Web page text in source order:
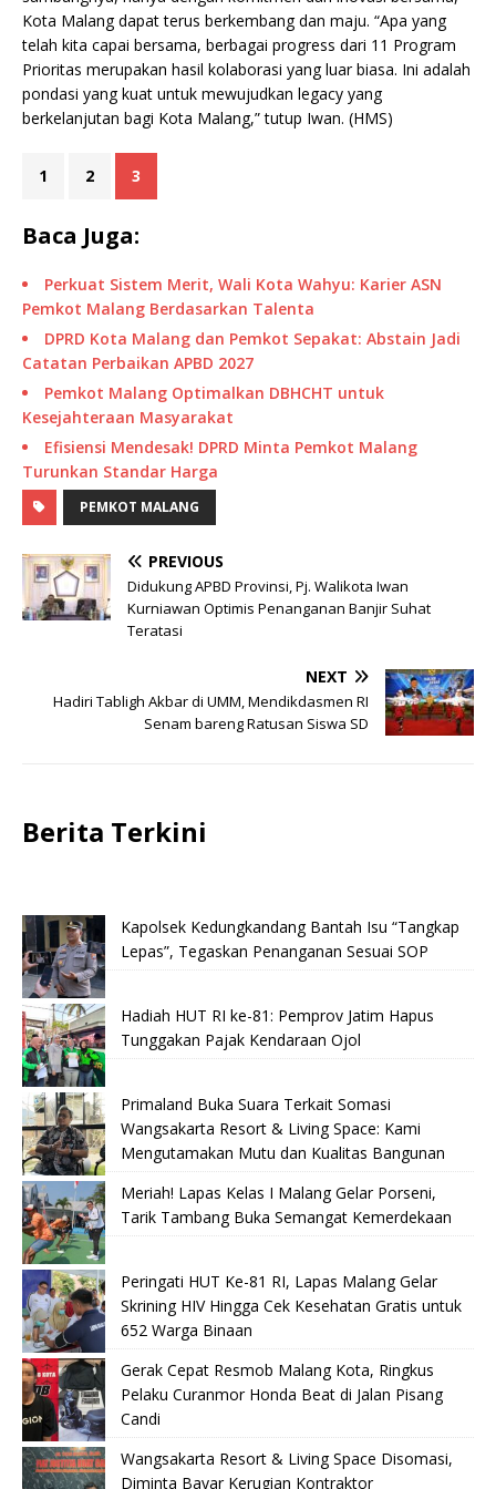
Kota Malang dapat terus berkembang dan maju. “Apa yang
telah kita capai bersama, berbagai progress dari 11 Program
Prioritas merupakan hasil kolaborasi yang luar biasa. Ini adalah
pondasi yang kuat untuk mewujudkan legacy yang
berkelanjutan bagi Kota Malang,” tutup Iwan. (HMS)
1 2 3
Baca Juga:
Perkuat Sistem Merit, Wali Kota Wahyu: Karier ASN
Pemkot Malang Berdasarkan Talenta
DPRD Kota Malang dan Pemkot Sepakat: Abstain Jadi
Catatan Perbaikan APBD 2027
Pemkot Malang Optimalkan DBHCHT untuk
Kesejahteraan Masyarakat
Efisiensi Mendesak! DPRD Minta Pemkot Malang
Turunkan Standar Harga
PEMKOT MALANG
PREVIOUS
Didukung APBD Provinsi, Pj. Walikota Iwan
Kurniawan Optimis Penanganan Banjir Suhat
Teratasi
NEXT
Hadiri Tabligh Akbar di UMM, Mendikdasmen RI
Senam bareng Ratusan Siswa SD
Berita Terkini
Kapolsek Kedungkandang Bantah Isu “Tangkap
Lepas”, Tegaskan Penanganan Sesuai SOP
Hadiah HUT RI ke-81: Pemprov Jatim Hapus
Tunggakan Pajak Kendaraan Ojol
Primaland Buka Suara Terkait Somasi
Wangsakarta Resort & Living Space: Kami
Mengutamakan Mutu dan Kualitas Bangunan
Meriah! Lapas Kelas I Malang Gelar Porseni,
Tarik Tambang Buka Semangat Kemerdekaan
Peringati HUT Ke-81 RI, Lapas Malang Gelar
Skrining HIV Hingga Cek Kesehatan Gratis untuk
652 Warga Binaan
Gerak Cepat Resmob Malang Kota, Ringkus
Pelaku Curanmor Honda Beat di Jalan Pisang
Candi
Wangsakarta Resort & Living Space Disomasi,
Diminta Bayar Kerugian Kontraktor